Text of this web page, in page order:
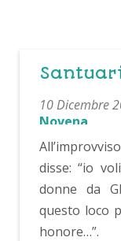
10 Dicembre
Novena
disse: “io
donne da
questo loco
honore…”.